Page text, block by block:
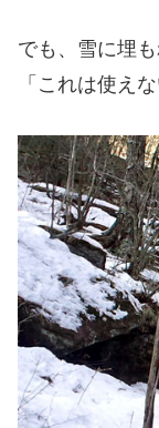
でも、雪に埋
「これは使え